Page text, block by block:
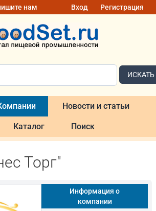
нам Вход Регистрация
ИСКАТЬ
Новости и статьи
Каталог Поиск
Торг"
Информация о
компании